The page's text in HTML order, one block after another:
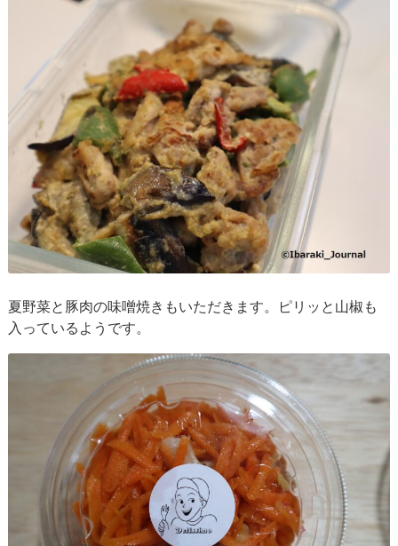
夏野菜と豚肉の味噌焼きもいただきます。ピリッと山椒も
入っているようです。